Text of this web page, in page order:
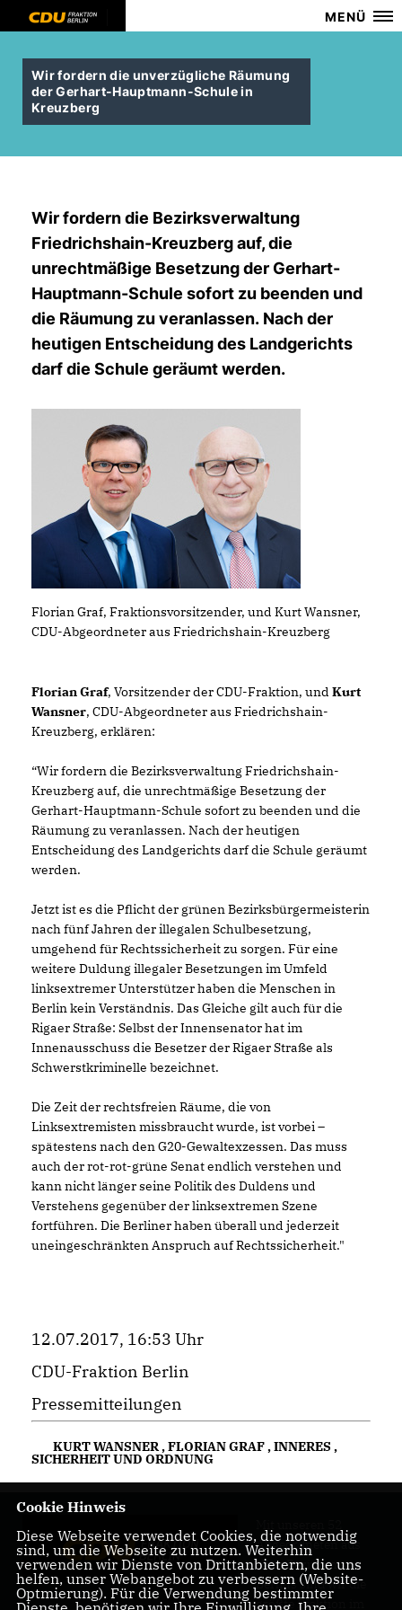
MENÜ
Wir fordern die unverzügliche Räumung
der Gerhart-Hauptmann-Schule in
Kreuzberg
Wir fordern die Bezirksverwaltung
Friedrichshain-Kreuzberg auf, die
unrechtmäßige Besetzung der Gerhart-
Hauptmann-Schule sofort zu beenden und
die Räumung zu veranlassen. Nach der
heutigen Entscheidung des Landgerichts
darf die Schule geräumt werden.
Florian Graf, Fraktionsvorsitzender, und Kurt Wansner,
CDU-Abgeordneter aus Friedrichshain-Kreuzberg
Florian Graf, Vorsitzender der CDU-Fraktion, und Kurt
Wansner, CDU-Abgeordneter aus Friedrichshain-
Kreuzberg, erklären:
“Wir fordern die Bezirksverwaltung Friedrichshain-
Kreuzberg auf, die unrechtmäßige Besetzung der
Gerhart-Hauptmann-Schule sofort zu beenden und die
Räumung zu veranlassen. Nach der heutigen
Entscheidung des Landgerichts darf die Schule geräumt
werden.
Jetzt ist es die Pflicht der grünen Bezirksbürgermeisterin
nach fünf Jahren der illegalen Schulbesetzung,
umgehend für Rechtssicherheit zu sorgen. Für eine
weitere Duldung illegaler Besetzungen im Umfeld
linksextremer Unterstützer haben die Menschen in
Berlin kein Verständnis. Das Gleiche gilt auch für die
Rigaer Straße: Selbst der Innensenator hat im
Innenausschuss die Besetzer der Rigaer Straße als
Schwerstkriminelle bezeichnet.
Die Zeit der rechtsfreien Räume, die von
Linksextremisten missbraucht wurde, ist vorbei –
spätestens nach den G20-Gewaltexzessen. Das muss
auch der rot-rot-grüne Senat endlich verstehen und
kann nicht länger seine Politik des Duldens und
Verstehens gegenüber der linksextremen Szene
fortführen. Die Berliner haben überall und jederzeit
uneingeschränkten Anspruch auf Rechtssicherheit."
12.07.2017, 16:53 Uhr
CDU-Fraktion Berlin
Pressemitteilungen
KURT WANSNER,FLORIAN GRAF,INNERES ,
SICHERHEIT UND ORDNUNG
Abgeordneten aus
allen Bezirken
Berlins sind wir die
größte Fraktion im
Cookie Hinweis
Diese Webseite verwendet Cookies, die notwendig
sind, um die Webseite zu nutzen. Weiterhin
verwenden wir Dienste von Drittanbietern, die uns
helfen, unser Webangebot zu verbessern (Website-
Optmierung). Für die Verwendung bestimmter